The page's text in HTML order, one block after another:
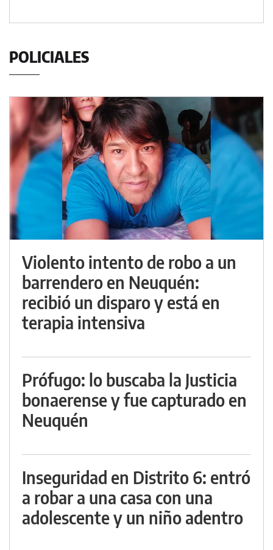
POLICIALES
Violento intento de robo a un
barrendero en Neuquén:
recibió un disparo y está en
terapia intensiva
Prófugo: lo buscaba la Justicia
bonaerense y fue capturado en
Neuquén
Inseguridad en Distrito 6: entró
a robar a una casa con una
adolescente y un niño adentro